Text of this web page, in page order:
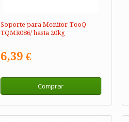
Soporte para Monitor TooQ
TQMR086/ hasta 20kg
6,39 €
Comprar